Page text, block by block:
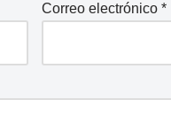
Correo electrónico*